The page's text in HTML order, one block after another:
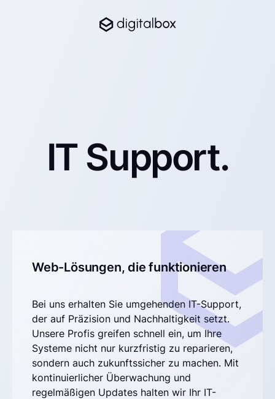
IT Support.
Web-Lösungen, die funktionieren
Bei uns erhalten Sie umgehenden IT-Support,
der auf Präzision und Nachhaltigkeit setzt.
Unsere Profis greifen schnell ein, um Ihre
Systeme nicht nur kurzfristig zu reparieren,
sondern auch zukunftssicher zu machen. Mit
kontinuierlicher Überwachung und
regelmäßigen Updates halten wir Ihr IT-